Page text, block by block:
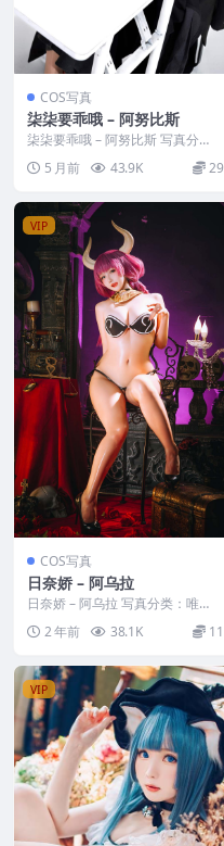
COS写真
柒柒要乖哦 – 阿努比斯
柒柒要乖哦 – 阿努比斯 写真分
类：唯美，参与模特：柒柒要乖哦
[资源大小]：[...
5 月前 43.9K 29
VIP
COS写真
日奈娇 – 阿乌拉
日奈娇 – 阿乌拉 写真分类：唯
美，参与模特：日奈娇 [套图大
小]：[74P／8...
2 年前 38.1K 11
VIP